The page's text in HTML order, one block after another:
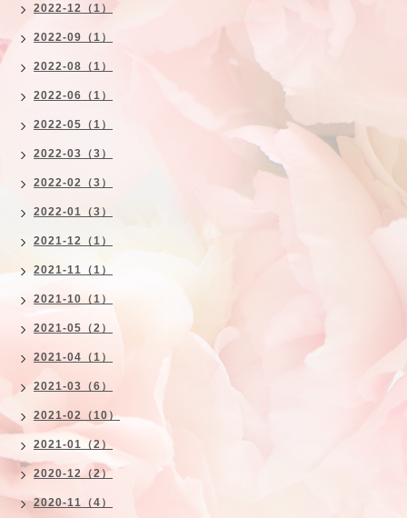
2022-12（1）
2022-09（1）
2022-08（1）
2022-06（1）
2022-05（1）
2022-03（3）
2022-02（3）
2022-01（3）
2021-12（1）
2021-11（1）
2021-10（1）
2021-05（2）
2021-04（1）
2021-03（6）
2021-02（10）
2021-01（2）
2020-12（2）
2020-11（4）